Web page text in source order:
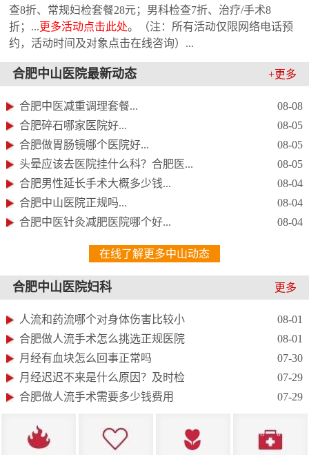
查8折、常规妇检套餐28元；男科检查7折、治疗/手术8
折；...更多活动点击此处。（注：所有活动仅限网络电话预
约，活动时间及对象点击在线咨询）...
+更多
合肥中山医院最新动态
08-08
合肥中医减重调理套餐...
08-05
合肥碎石哪家医院好...
08-05
合肥做胃肠镜哪个医院好...
08-05
头晕应该去医院挂什么科？合肥医...
08-04
合肥男性延长手术大概多少钱...
08-04
合肥中山医院正规吗...
08-04
合肥中医针灸减肥医院哪个好...
在线了解更多中山动态
更多
合肥中山医院妇科
08-01
人流和药流哪个对身体伤害比较小
08-01
合肥做人流手术怎么挑选正规医院
07-30
月经有血块怎么回事正常吗
07-29
月经迟迟不来是什么原因？及时检
07-29
合肥做人流手术需要多少钱费用